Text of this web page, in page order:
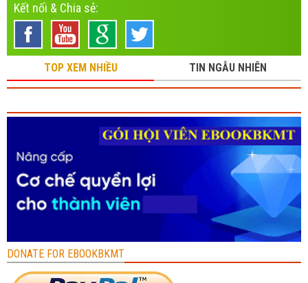
Kết nối & Chia sẻ:
TOP XEM NHIỀU TIN NGẪU NHIÊN
DONATE FOR EBOOKBKMT